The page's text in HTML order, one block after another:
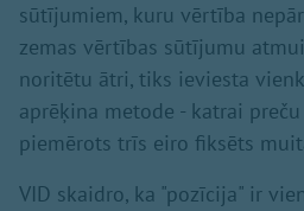
sūtījumiem, kuru vērtība
zemas vērtības sūtījumu
noritētu ātri, tiks ieviesta
aprēķina metode - katrai
piemērots trīs eiro fiksēts
VID skaidro, ka "pozīcija" ir